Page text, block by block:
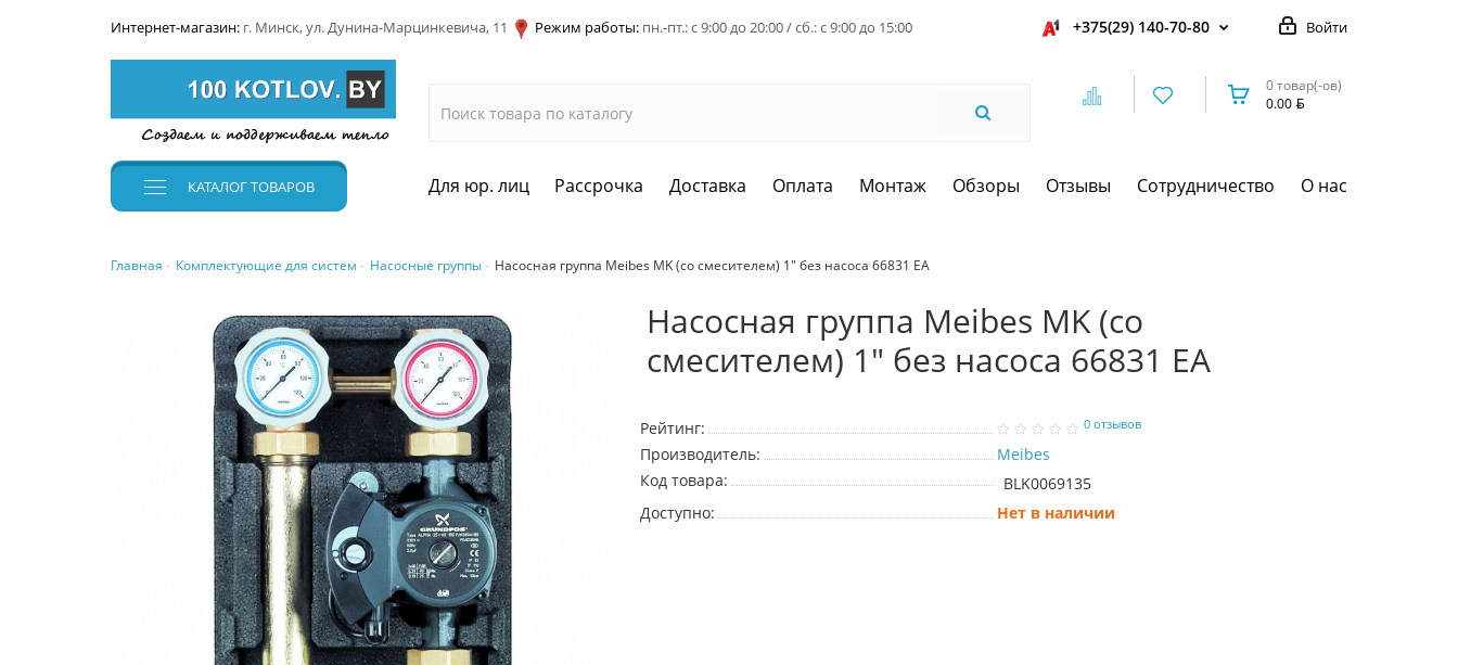
Интернет-магазин: г. Минск, ул. Дунина-Марцинкевича, 11 Режим работы: пн.-пт.: с 9:00 до 20:00 / сб.: с 9:00 до 15:00 Войти
+375(29) 140-70-80
0 товар(-ов)
0.00
КАТАЛОГТОВАРОВ Для юр. лиц Рассрочка Доставка Оплата Монтаж Обзоры Отзывы Сотрудничество О нас
Главная Комплектующие для систем Насосные группы Насосная группа Meibes MK (со смесителем) 1" без насоса 66831 EA
Насосная группа Meibes MK (со
смесителем) 1" без насоса 66831 EA
Рейтинг: 0 отзывов
Производитель:
Meibes
Код товара:
BLK0069135
Доступно:
Нет в наличии